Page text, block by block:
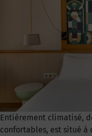
Entièrement climatisé,
confortables, est situé à